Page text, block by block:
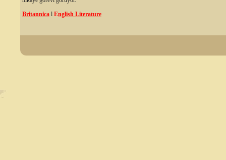
Britannica l English Literature